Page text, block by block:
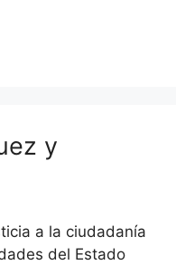
y
a la ciudadanía
del Estado